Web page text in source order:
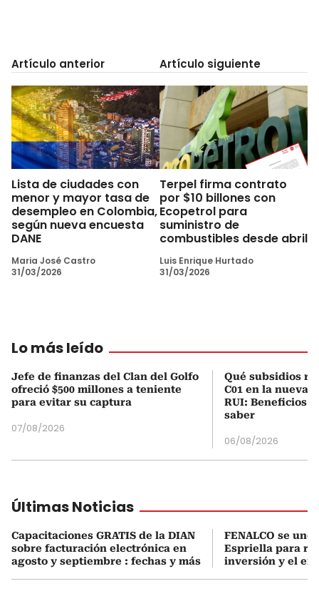
Artículo anterior
Lista de ciudades con
menor y mayor tasa de
desempleo en Colombia,
según nueva encuesta
DANE
Maria José Castro
31/03/2026
Artículo siguiente
Terpel firma contrato
por $10 billones con
Ecopetrol para
suministro de
combustibles desde abril
Luis Enrique Hurtado
31/03/2026
Lo más leído
Jefe de finanzas del Clan del Golfo
ofreció $500 millones a teniente
para evitar su captura
07/08/2026
Qué subsidios
C01 en la nueva
RUI: Beneficios
saber
06/08/2026
Últimas Noticias
Capacitaciones GRATIS de la DIAN
sobre facturación electrónica en
agosto y septiembre : fechas y más
FENALCO se une
Espriella para
inversión y el